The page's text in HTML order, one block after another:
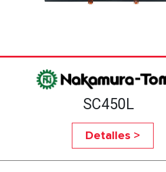
SC450L
Detalles >